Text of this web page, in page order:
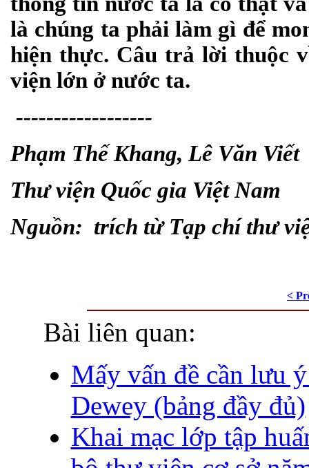
là chúng ta phải làm gì để
hiện thực. Câu trả lời thuộc
viện lớn ở nước ta.
------------------
Phạm Thế Khang, Lê Văn Viết
Thư viện Quốc gia Việt Nam
Nguồn: trích từ Tạp chí thư
<
Bài liên quan:
Mấy vấn đề cần lưu
Dewey (bảng đầy đủ)
Khai mạc lớp tập